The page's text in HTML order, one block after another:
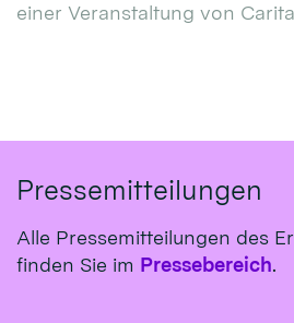
einer Veranstaltung von
Pressemitteilungen
Alle Pressemitteilungen des
finden Sie im Pressebereich.